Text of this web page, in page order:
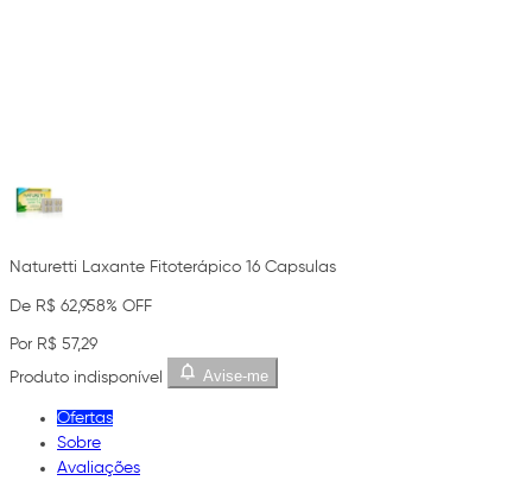
Naturetti Laxante Fitoterápico 16 Capsulas
De R$ 62,958% OFF
Por R$ 57,29
Produto indisponível
Avise-me
Ofertas
Sobre
Avaliações